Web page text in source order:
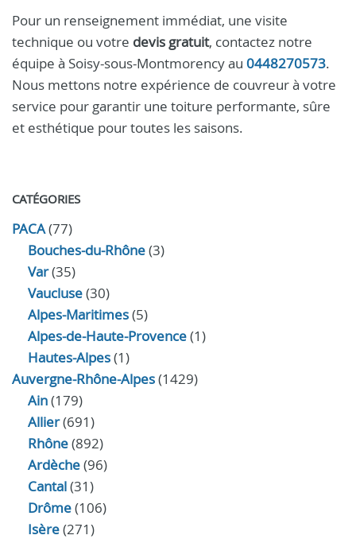
Pour un renseignement immédiat, une visite
technique ou votre devis gratuit, contactez notre
équipe à Soisy-sous-Montmorency au 0448270573.
Nous mettons notre expérience de couvreur à votre
service pour garantir une toiture performante, sûre
et esthétique pour toutes les saisons.
CATÉGORIES
PACA(77)
Bouches-du-Rhône(3)
Var(35)
Vaucluse(30)
Alpes-Maritimes(5)
Alpes-de-Haute-Provence(1)
Hautes-Alpes(1)
Auvergne-Rhône-Alpes(1429)
Ain(179)
Allier(691)
Rhône(892)
Ardèche(96)
Cantal(31)
Drôme(106)
Isère(271)